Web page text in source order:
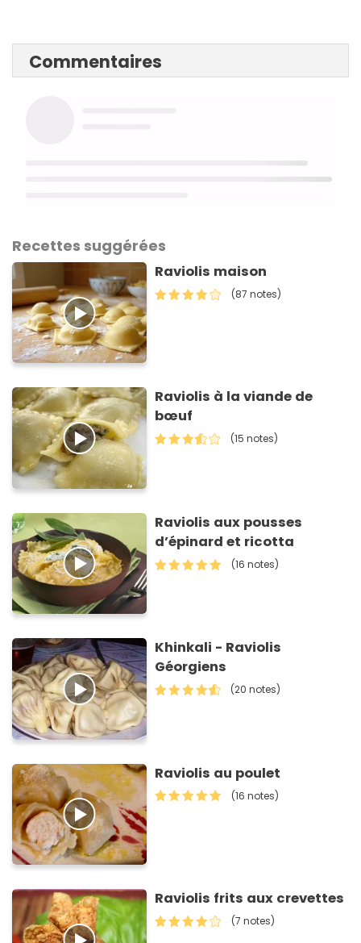
Commentaires
Recettes suggérées
Raviolis maison
(87 notes)
Raviolis à la viande de
bœuf
(15 notes)
Raviolis aux pousses
d’épinard et ricotta
(16 notes)
Khinkali - Raviolis
Géorgiens
(20 notes)
Raviolis au poulet
(16 notes)
Raviolis frits aux crevettes
(7 notes)